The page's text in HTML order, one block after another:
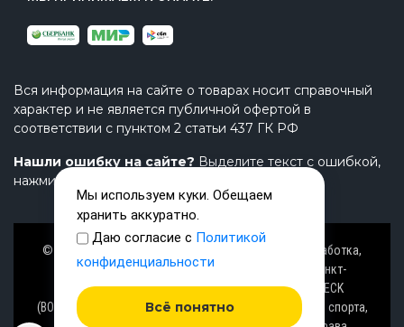
Вся информация на сайте о товарах носит справочный
характер и не является публичной офертой в
соответствии с пунктом 2 статьи 437 ГК РФ
Нашли ошибку на сайте? Выделите текст с ошибкой,
нажмите Ctrl+Enter и напишите нам.
© Завод TimeTrial (ТаймТриал) - производство, разработка,
проектирование надувных изделий, товаров в Санкт-
Петербурге с 2000 г. из ПВХ (PVC), ТПУ (TPU), AIRDECK
(ВОЗДУШНАЯ ПАЛУБА), OXFORD (ОКСФОРД) ткани для спорта,
Мы используем куки. Обещаем
хранить аккуратно.
Даю согласие с Политикой
конфиденциальности
Всё понятно